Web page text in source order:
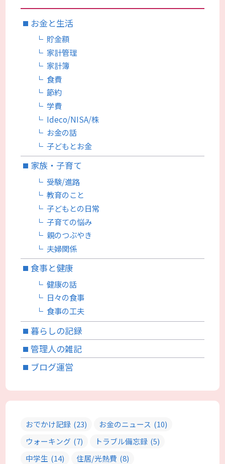
お金と生活
貯金額
家計管理
家計簿
食費
節約
学費
Ideco/NISA/株
お金の話
子どもとお金
家族・子育て
受験/進路
教育のこと
子どもとの日常
子育ての悩み
親のつぶやき
夫婦関係
食事と健康
健康の話
日々の食事
食事の工夫
暮らしの記録
管理人の雑記
ブログ運営
おでかけ記録 (23) お金のニュース (10)
ウォーキング (7) トラブル備忘録 (5)
中学生 (14) 住居/光熱費 (8)